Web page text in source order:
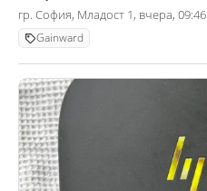
гр. София, Младост 1, вчера, 09:46
Gainward